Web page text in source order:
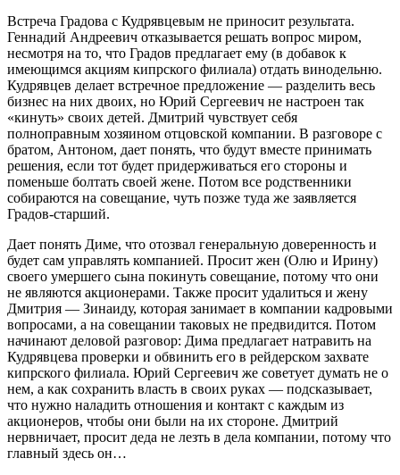
Встреча Градова с Кудрявцевым не приносит результата.
Геннадий Андреевич отказывается решать вопрос миром,
несмотря на то, что Градов предлагает ему (в добавок к
имеющимся акциям кипрского филиала) отдать винодельню.
Кудрявцев делает встречное предложение — разделить весь
бизнес на них двоих, но Юрий Сергеевич не настроен так
«кинуть» своих детей. Дмитрий чувствует себя
полноправным хозяином отцовской компании. В разговоре с
братом, Антоном, дает понять, что будут вместе принимать
решения, если тот будет придерживаться его стороны и
поменьше болтать своей жене. Потом все родственники
собираются на совещание, чуть позже туда же заявляется
Градов-старший.
Дает понять Диме, что отозвал генеральную доверенность и
будет сам управлять компанией. Просит жен (Олю и Ирину)
своего умершего сына покинуть совещание, потому что они
не являются акционерами. Также просит удалиться и жену
Дмитрия — Зинаиду, которая занимает в компании кадровыми
вопросами, а на совещании таковых не предвидится. Потом
начинают деловой разговор: Дима предлагает натравить на
Кудрявцева проверки и обвинить его в рейдерском захвате
кипрского филиала. Юрий Сергеевич же советует думать не о
нем, а как сохранить власть в своих руках — подсказывает,
что нужно наладить отношения и контакт с каждым из
акционеров, чтобы они были на их стороне. Дмитрий
нервничает, просит деда не лезть в дела компании, потому что
главный здесь он…